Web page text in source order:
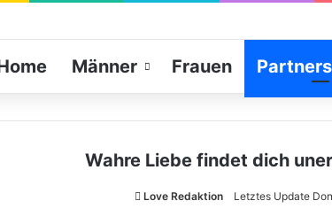
Männer Frauen
Wahre Liebe findet dich
Love Redaktion Letztes Update